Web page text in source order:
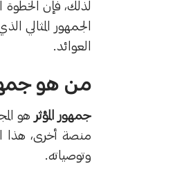
لذلك، فإن
الجمهور المثالي
العوائد.
من هو
جمهور المؤثر هو
منصة أخرى، هذا
وتوصياته.